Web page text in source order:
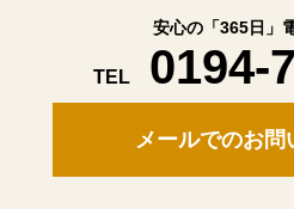
安心の「365日」
TEL 0194-
メールでのお問